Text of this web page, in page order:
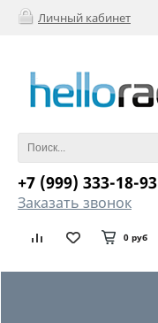
Личный кабинет
+7 (999) 333-18-93
Заказать звонок
0 руб